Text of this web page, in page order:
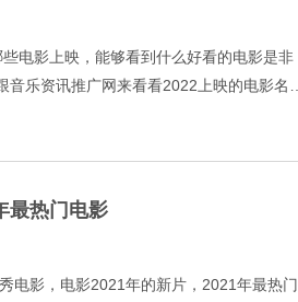
电影上映，能够看到什么好看的电影是非
乐资讯推广网来看看2022上映的电影名
利·波特20周
最热门电影
电影，电影2021年的新片，2021年最热门